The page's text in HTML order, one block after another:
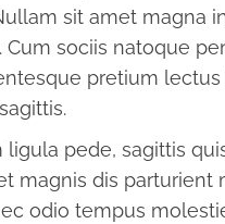
sit amet magna
sociis natoque
pretium
pede, sagittis
magnis dis parturient
odio tempus